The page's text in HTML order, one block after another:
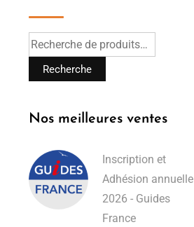
Recherche
Nos meilleures ventes
Inscription et
Adhésion annuelle
2026 - Guides
France